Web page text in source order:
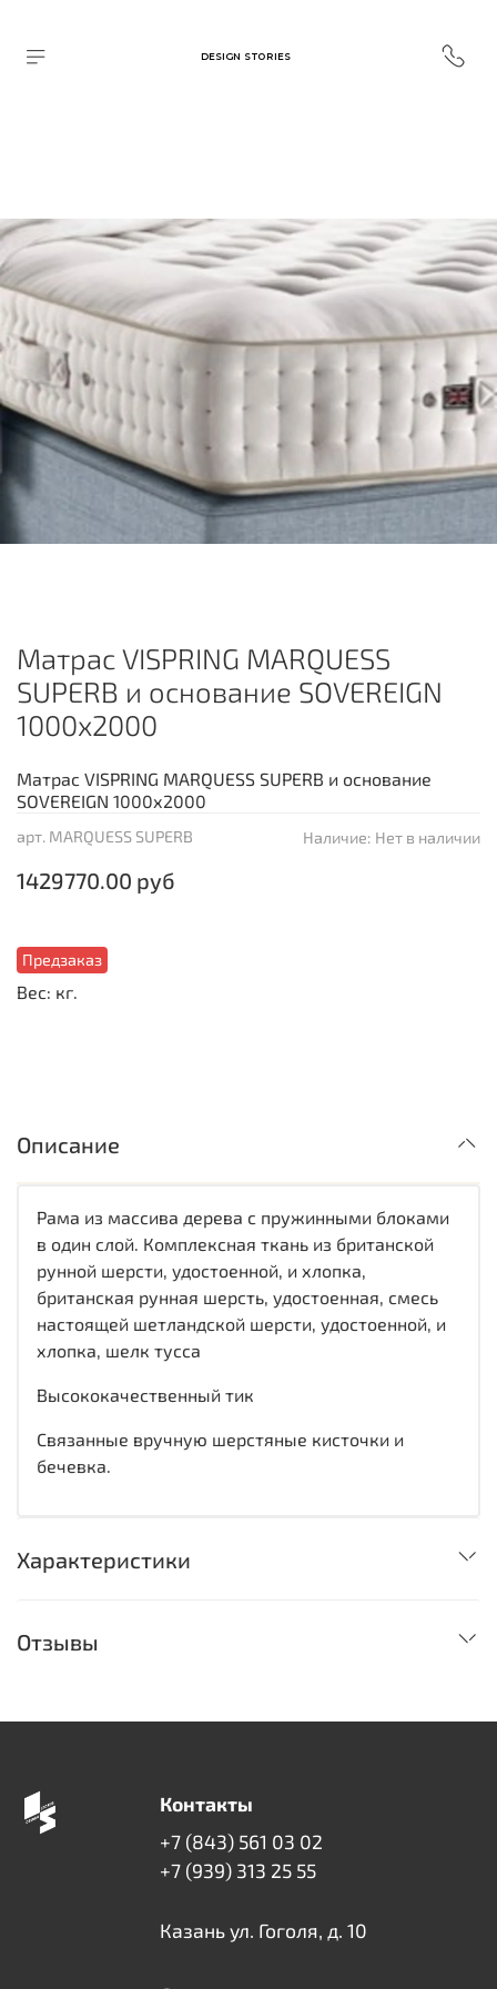
DESIGN STORIES
арт. MARQUESS SUPERB Наличие: Нет в наличии
Предзаказ
Матрас VISPRING MARQUESS
SUPERB и основание SOVEREIGN
1000х2000
1429770.00 руб
Матрас VISPRING MARQUESS SUPERB и основание
SOVEREIGN 1000х2000
Вес: кг.
Описание
Рама из массива дерева с пружинными блоками
в один слой. Комплексная ткань из британской
рунной шерсти, удостоенной, и хлопка,
британская рунная шерсть, удостоенная, смесь
настоящей шетландской шерсти, удостоенной, и
хлопка, шелк тусса
Высококачественный тик
Связанные вручную шерстяные кисточки и
бечевка.
Характеристики
Отзывы
Контакты
+7 (843) 561 03 02
+7 (939) 313 25 55
Казань ул. Гоголя, д. 10